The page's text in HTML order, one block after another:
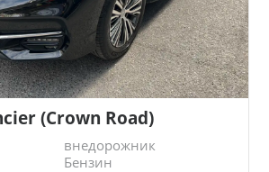
(Crown Road)
внедорожник
Бензин